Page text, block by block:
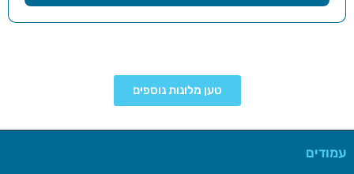
טען מלונות נוספים
עמודים